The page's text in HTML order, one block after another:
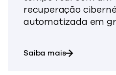
recuperação
automatizada em
Saiba maissobre o Auto